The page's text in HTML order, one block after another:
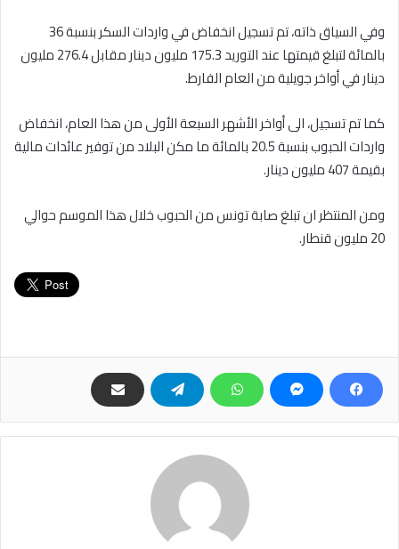
وفي السياق ذاته، تم تسجيل انخفاض في واردات السكر بنسبة 36
بالمائة لتبلغ قيمتها عند التوريد 175.3 مليون دينار مقابل 276.4 مليون
دينار في أواخر جويلية من العام الفارط.
كما تم تسجيل، الى أواخر الأشهر السبعة الأولى من هذا العام، انخفاض
واردات الحبوب بنسبة 20.5 بالمائة ما مكن البلاد من توفير عائدات مالية
بقيمة 407 مليون دينار.
ومن المنتظر ان تبلغ صابة تونس من الحبوب خلال هذا الموسم حوالي
20 مليون قنطار.